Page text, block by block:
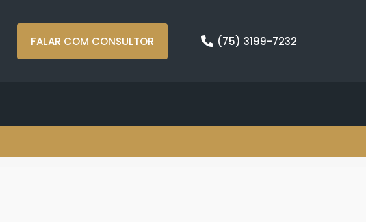
FALAR COM CONSULTOR (75) 3199-7232